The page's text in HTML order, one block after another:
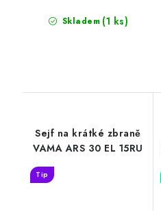
Skladem (1 ks)
Sejf na krátké zbraně
VAMA ARS 30 EL 15RU
Tip